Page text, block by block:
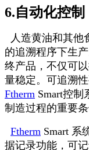
6.自动化控制
人造黄油和其他
的追溯程序下生
终产品，不仅可
量稳定。可追溯
Ftherm Smart控
制造过程的重要条
Ftherm Smart 系
据记录功能，可